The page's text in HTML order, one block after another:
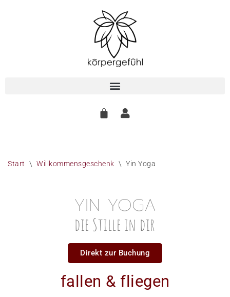
Start \ Willkommensgeschenk \ Yin Yoga
YIN YOGA
die Stille in dir
Direkt zur Buchung
fallen & fliegen